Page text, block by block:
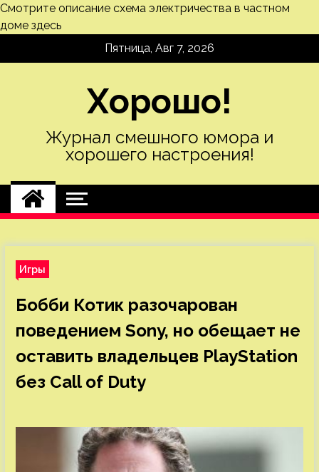
Смотрите описание схема электричества в частном
доме здесь
Пятница, Авг 7, 2026
Хорошо!
Журнал смешного юмора и
хорошего настроения!
Игры
Бобби Котик разочарован
поведением Sony, но обещает не
оставить владельцев PlayStation
без Call of Duty